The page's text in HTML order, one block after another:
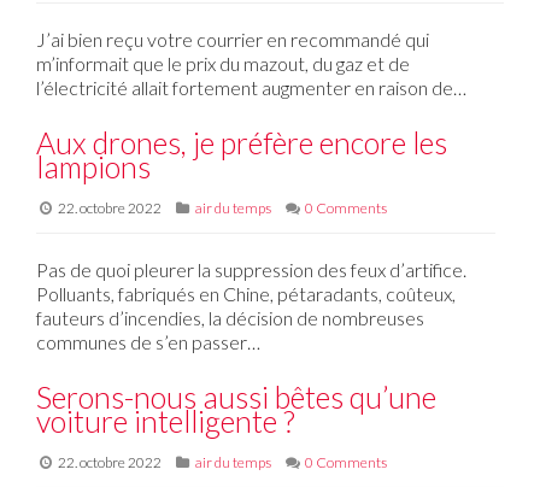
J’ai bien reçu votre courrier en recommandé qui
m’informait que le prix du mazout, du gaz et de
l’électricité allait fortement augmenter en raison de…
Aux drones, je préfère encore les
lampions
22. octobre 2022 air du temps 0 Comments
Pas de quoi pleurer la suppression des feux d’artifice.
Polluants, fabriqués en Chine, pétaradants, coûteux,
fauteurs d’incendies, la décision de nombreuses
communes de s’en passer…
Serons-nous aussi bêtes qu’une
voiture intelligente ?
22. octobre 2022 air du temps 0 Comments